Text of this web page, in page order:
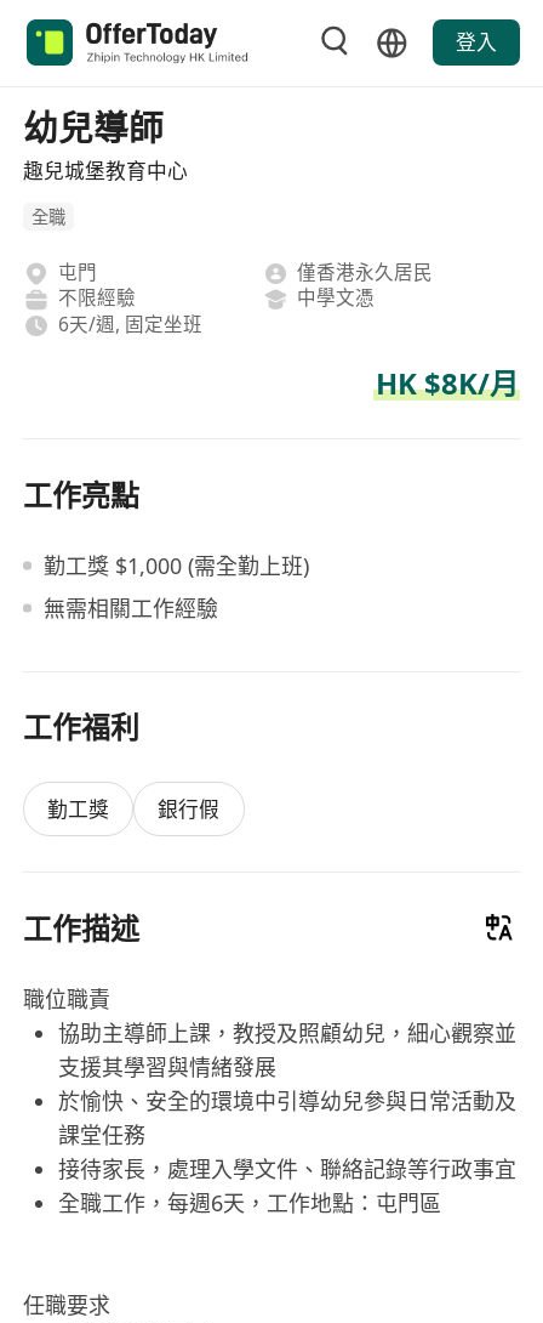
登入
幼兒導師
趣兒城堡教育中心
全職
屯門
僅香港永久居民
不限經驗
中學文憑
6天/週, 固定坐班
HK $8K/月
工作亮點
勤工獎 $1,000 (需全勤上班)
無需相關工作經驗
工作福利
勤工獎 銀行假
工作描述
職位職責
協助主導師上課，教授及照顧幼兒，細心觀察並
支援其學習與情緒發展
於愉快、安全的環境中引導幼兒參與日常活動及
課堂任務
接待家長，處理入學文件、聯絡記錄等行政事宜
全職工作，每週6天，工作地點：屯門區
任職要求